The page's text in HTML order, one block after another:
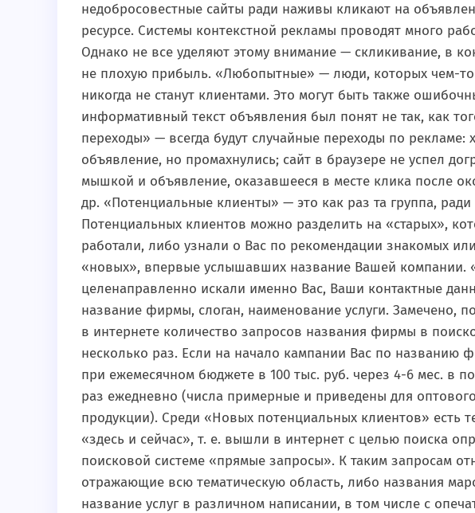
недобросовестные сайты ради наживы кликают на
ресурсе. Системы контекстной рекламы проводят много
Однако не все уделяют этому внимание — скликивание, в
не плохую прибыль. «Любопытные» — люди, которых чем-то
никогда не станут клиентами. Это могут быть также
информативный текст объявления был понят не так, как
переходы» — всегда будут случайные переходы по рекламе:
объявление, но промахнулись; сайт в браузере не успел
мышкой и объявление, оказавшееся в месте клика после
др. «Потенциальные клиенты» — это как раз та группа,
Потенциальных клиентов можно разделить на «старых»,
работали, либо узнали о Вас по рекомендации знакомых
«новых», впервые услышавших название Вашей компании.
целенаправленно искали именно Вас, Ваши контактные
название фирмы, слоган, наименование услуги. Замечено,
в интернете количество запросов названия фирмы в
несколько раз. Если на начало кампании Вас по названию
при ежемесячном бюджете в 100 тыс. руб. через 4-6 мес. в
раз ежедневно (числа примерные и приведены для
продукции). Среди «Новых потенциальных клиентов» есть
«здесь и сейчас», т. е. вышли в интернет с целью поиска
поисковой системе «прямые запросы». К таким запросам
отражающие всю тематическую область, либо названия
название услуг в различном написании, в том числе с